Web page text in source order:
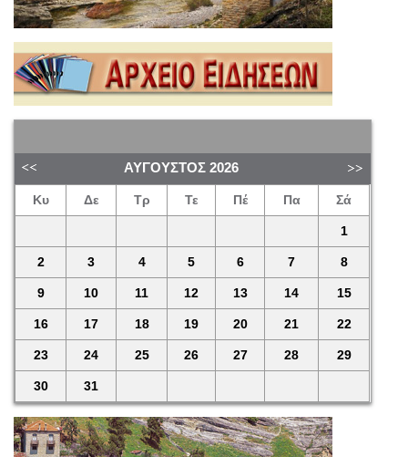
ΑΎΓΟΥΣΤΟΣ 2026
Κυ Δε Τρ Τε Πέ Πα Σά
1
2 3 4 5 6 7 8
9 10 11 12 13 14 15
16 17 18 19 20 21 22
23 24 25 26 27 28 29
30 31